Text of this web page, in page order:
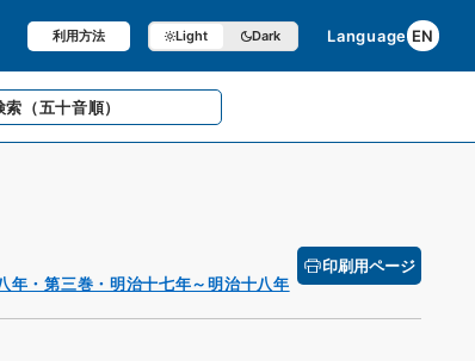
利用方法 Light Dark Language EN
索 （五十音順）
年・第三巻・明治十七年～明治十八年
印刷用ページ